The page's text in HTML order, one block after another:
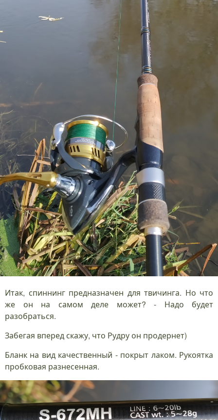
Итак, спиннинг предназначен для твичинга. Но что
же он на самом деле может? - Надо будет
разобраться.
Забегая вперед скажу, что Рудру он продернет)
Бланк на вид качественный - покрыт лаком. Рукоятка
пробковая разнесенная.